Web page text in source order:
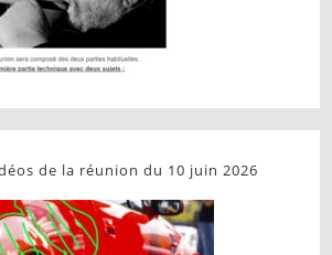
de la réunion du 10 juin 2026